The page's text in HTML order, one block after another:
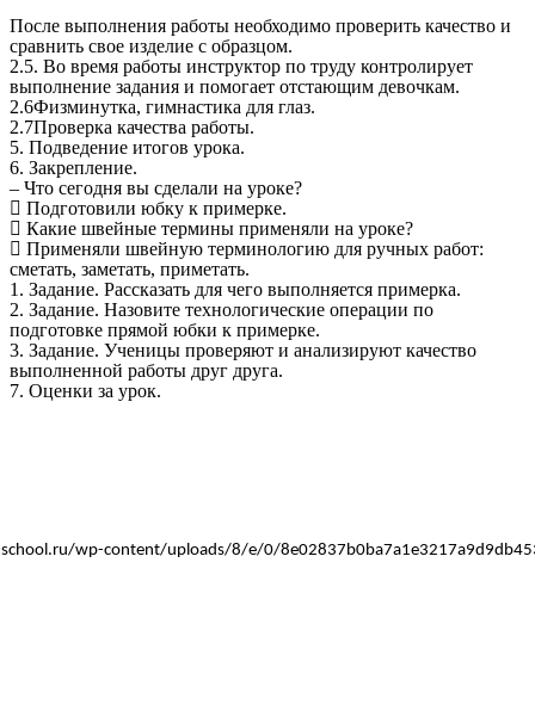
После выполнения работы необходимо проверить качество и
сравнить свое изделие с образцом.
2.5. Во время работы инструктор по труду контролирует
выполнение задания и помогает отстающим девочкам.
2.6Физминутка, гимнастика для глаз.
2.7Проверка качества работы.
5. Подведение итогов урока.
6. Закрепление.
– Что сегодня вы сделали на уроке?
 Подготовили юбку к примерке.
 Какие швейные термины применяли на уроке?
 Применяли швейную терминологию для ручных работ:
сметать, заметать, приметать.
1. Задание. Рассказать для чего выполняется примерка.
2. Задание. Назовите технологические операции по
подготовке прямой юбки к примерке.
3. Задание. Ученицы проверяют и анализируют качество
выполненной работы друг друга.
7. Оценки за урок.